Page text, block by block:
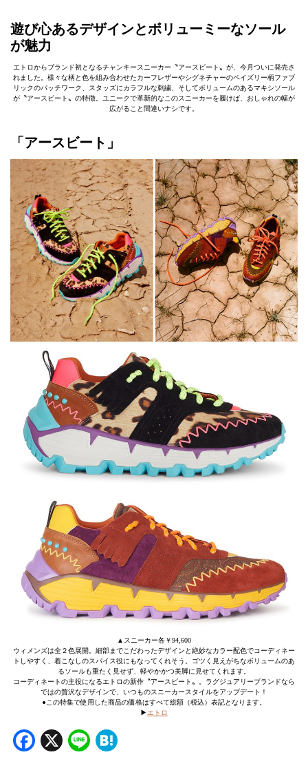
遊び心あるデザインとボリューミーなソール
が魅力
エトロからブランド初となるチャンキースニーカー〝アースビート〟が、今月ついに発売さ
れました。様々な柄と色を組み合わせたカーフレザーやシグネチャーのペイズリー柄ファブ
リックのパッチワーク、スタッズにカラフルな刺繍、そしてボリュームのあるマキシソール
が〝アースビート〟の特徴。ユニークで革新的なこのスニーカーを履けば、おしゃれの幅が
広がること間違いナシです。
「アースビート」
▲スニーカー各￥94,600
ウィメンズは全２色展開。細部までこだわったデザインと絶妙なカラー配色でコーディネー
トしやすく、着こなしのスパイス役にもなってくれそう。ゴツく見えがちなボリュームのあ
るソールも重たく見せず、軽やかかつ美脚に見せてくれます。
コーディネートの主役になるエトロの新作〝アースビート〟。ラグジュアリーブランドなら
ではの贅沢なデザインで、いつものスニーカースタイルをアップデート！
●この特集で使用した商品の価格はすべて総額（税込）表記となります。
▶︎ エトロ
Facebook
X Line